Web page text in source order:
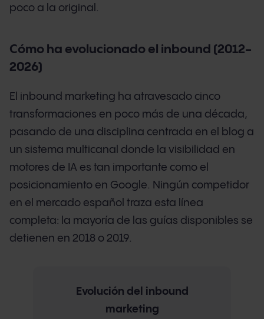
poco a la original.
Cómo ha evolucionado el inbound (2012-
2026)
El inbound marketing ha atravesado cinco
transformaciones en poco más de una década,
pasando de una disciplina centrada en el blog a
un sistema multicanal donde la visibilidad en
motores de IA es tan importante como el
posicionamiento en Google. Ningún competidor
en el mercado español traza esta línea
completa: la mayoría de las guías disponibles se
detienen en 2018 o 2019.
Evolución del inbound
marketing